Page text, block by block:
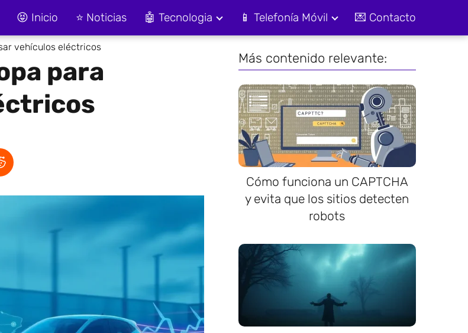
😝 Inicio ⭐ Noticias 🤖 Tecnologia 📱 Telefonía Móvil 💌 Contacto
vehículos eléctricos
para
Más contenido relevante:
Cómo funciona un CAPTCHA
y evita que los sitios detecten
robots